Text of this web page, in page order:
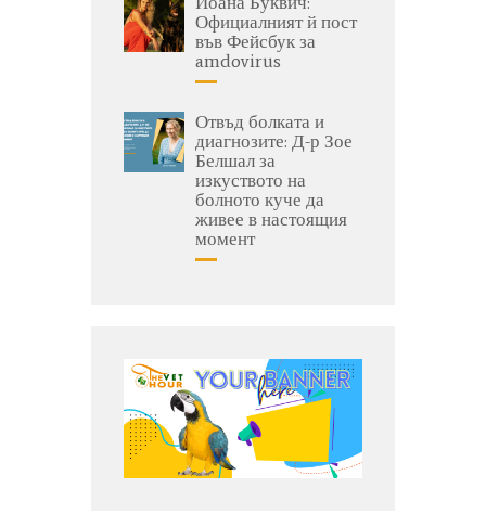
Официалният й пост
във Фейсбук за
amdovirus
Отвъд болката и
диагнозите: Д-р Зое
Белшал за
изкуството на
болното куче да
живее в настоящия
момент